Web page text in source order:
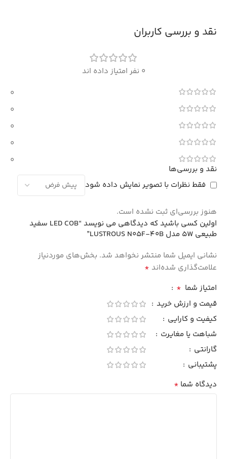
نقد و بررسی کاربران
0 نفر امتیاز داده اند
0
0
0
0
0
نقد و بررسی‌ها
فقط نظرات با تصویر نمایش داده شود
هنوز بررسی‌ای ثبت نشده است.
اولین کسی باشید که دیدگاهی می نویسد “LED COB سفید
طبیعی 5W مدل LUSTROUS N05F-40B”
نشانی ایمیل شما منتشر نخواهد شد. بخش‌های موردنیاز
علامت‌گذاری شده‌اند *
امتیاز شما *
قیمت و ارزش خرید
کیفیت و کارایی
شباهت یا مغایرت
گارانتی
پشتیبانی
دیدگاه شما *